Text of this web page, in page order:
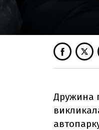
Дружина